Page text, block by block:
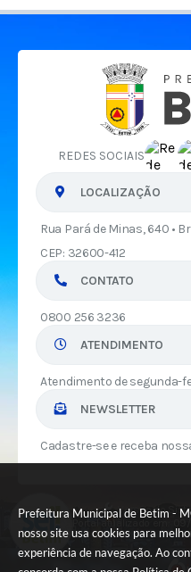
Prefeitura Municipal de Betim -
nosso site usa cookies para
experiência de navegação. Ao
REDES SOCIAIS
LOCALIZAÇÃO
Rua Pará de Minas, 640 •
CEP: 32600-412
CONTATO
0800 256 3236
ATENDIMENTO
Atendimento de segunda-
NEWSLETTER
Cadastre-se e receba
Versão do
Portal atualizado em: